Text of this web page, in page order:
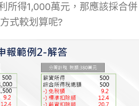
所得1,000萬元，那應該採合併
式較划算呢?